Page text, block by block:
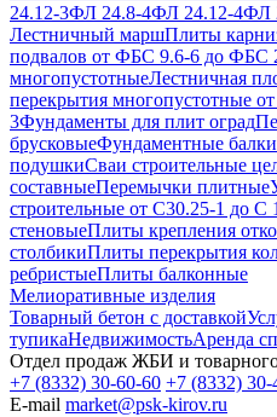
24.12-3ФЛ 24.8-4ФЛ 24.12-4ФЛ
Лестничный маршПлиты
подвалов от ФБС 9.6-6 до ФБС
многопустотныеЛестничная
перекрытия многопустотные
3Фундаменты для плит оград
брусковыеФундаментные балки
подушкиСваи строительные
составныеПеремычки плитные
строительные от С30.25-1 до С
стеновыеПлиты крепления
столбикиПлиты перекрытия
ребристыеПлиты балконные
Мелиоративные изделия
Товарный бетон с доставкой
тупикаНедвижимостьАренда
Отдел продаж ЖБИ и
+7 (8332) 30-60-60 +7 (8332) 30-
E-mail market@psk-kirov.ru